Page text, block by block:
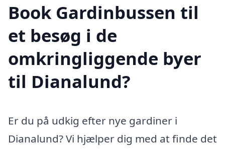
Book Gardinbussen til
et besøg i de
omkringliggende byer
til Dianalund?
Er du på udkig efter nye gardiner i
Dianalund? Vi hjælper dig med at finde det